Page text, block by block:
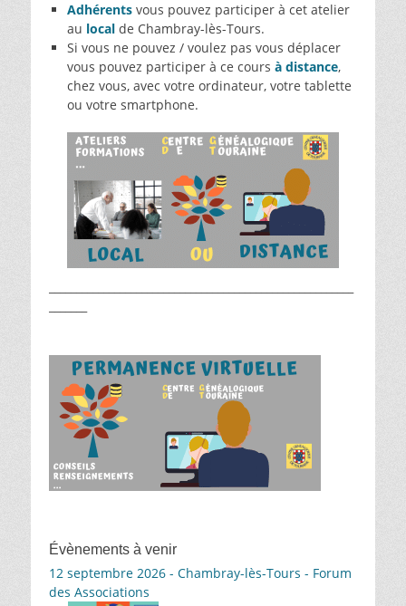
Adhérents vous pouvez participer à cet atelier
au local de Chambray-lès-Tours.
Si vous ne pouvez / voulez pas vous déplacer
vous pouvez participer à ce cours à distance,
chez vous, avec votre ordinateur, votre tablette
ou votre smartphone.
Évènements à venir
12 septembre 2026 - Chambray-lès-Tours - Forum
des Associations